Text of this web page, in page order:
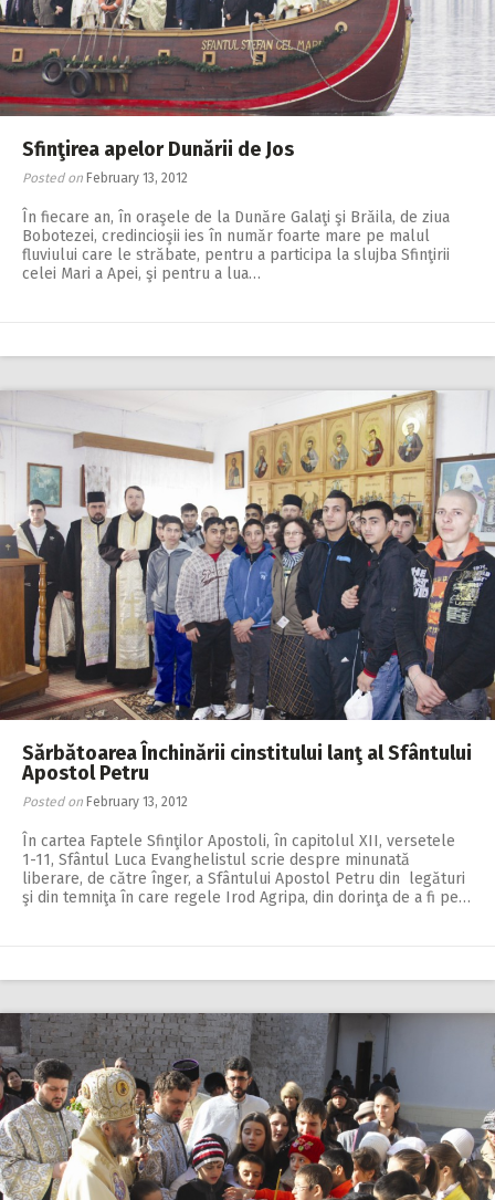
Sfinţirea apelor Dunării de Jos
Posted on February 13, 2012
În fiecare an, în oraşele de la Dunăre Galaţi şi Brăila, de ziua
Bobotezei, credincioşii ies în număr foarte mare pe malul
fluviului care le străbate, pentru a participa la slujba Sfinţirii
celei Mari a Apei, şi pentru a lua…
Sărbătoarea Închinării cinstitului lanţ al Sfântului
Apostol Petru
Posted on February 13, 2012
În cartea Faptele Sfinţilor Apostoli, în capitolul XII, versetele
1-11, Sfântul Luca Evanghelistul scrie despre minunată
liberare, de către înger, a Sfântului Apostol Petru din legături
şi din temniţa în care regele Irod Agripa, din dorinţa de a fi pe…